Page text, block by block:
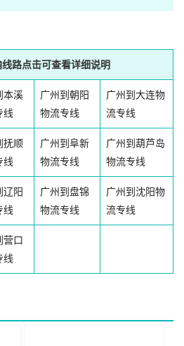
路点击可查看详细说明
本溪
线
广州到朝阳
物流专线
广州到大连物
流专线
抚顺
线
广州到阜新
物流专线
广州到葫芦岛
物流专线
辽阳
线
广州到盘锦
物流专线
广州到沈阳物
流专线
营口
线